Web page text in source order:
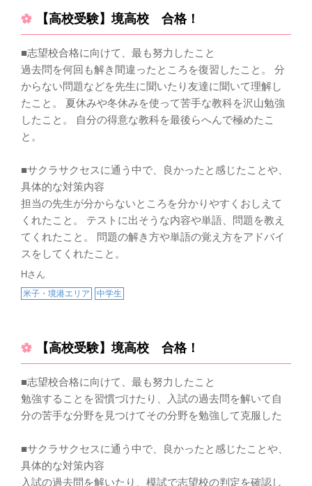
【高校受験】境高校 合格！
■志望校合格に向けて、最も努力したこと
過去問を何回も解き間違ったところを復習したこと。 分
からない問題などを先生に聞いたり友達に聞いて理解し
たこと。 夏休みや冬休みを使って苦手な教科を沢山勉強
したこと。 自分の得意な教科を最後らへんで極めたこ
と。
■サクラサクセスに通う中で、良かったと感じたことや、
具体的な対策内容
担当の先生が分からないところを分かりやすくおしえて
くれたこと。 テストに出そうな内容や単語、問題を教え
てくれたこと。 問題の解き方や単語の覚え方をアドバイ
スをしてくれたこと。
Hさん
米子・境港エリア 中学生
【高校受験】境高校 合格！
■志望校合格に向けて、最も努力したこと
勉強することを習慣づけたり、入試の過去問を解いて自
分の苦手な分野を見つけてその分野を勉強して克服した
■サクラサクセスに通う中で、良かったと感じたことや、
具体的な対策内容
入試の過去問を解いたり、模試で志望校の判定を確認し